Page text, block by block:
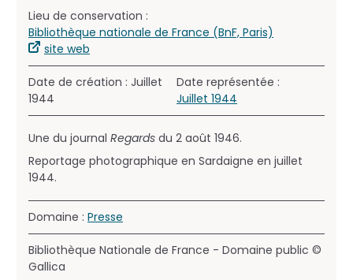
Lieu de conservation :
Bibliothèque nationale de France (BnF, Paris)
site web
Date de création : Juillet
1944
Date représentée :
Juillet 1944
Une du journal Regards du 2 août 1946.
Reportage photographique en Sardaigne en juillet
1944.
Domaine : Presse
Bibliothèque Nationale de France - Domaine public ©
Gallica